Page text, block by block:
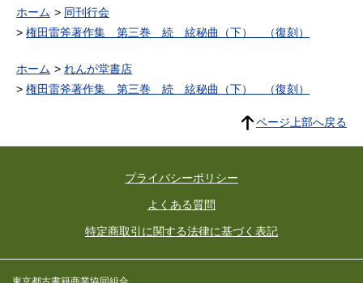
ホーム
同刊行会
権田雷斧著作集 第三巻 続 絃秘曲（下） （復刻）
ホーム
れんが堂書店
権田雷斧著作集 第三巻 続 絃秘曲（下） （復刻）
ページ上部へ戻る
プライバシーポリシー
よくある質問
特定商取引に関する法律に基づく表記